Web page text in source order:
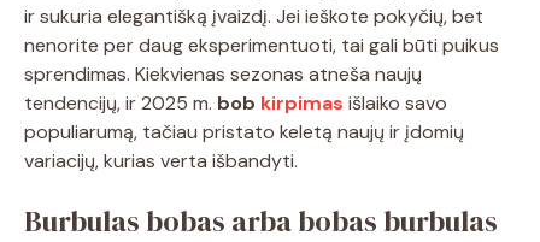
ir sukuria elegantišką įvaizdį. Jei ieškote pokyčių, bet
nenorite per daug eksperimentuoti, tai gali būti puikus
sprendimas. Kiekvienas sezonas atneša naujų
tendencijų, ir 2025 m. bob kirpimas išlaiko savo
populiarumą, tačiau pristato keletą naujų ir įdomių
variacijų, kurias verta išbandyti.
Burbulas bobas arba bobas burbulas